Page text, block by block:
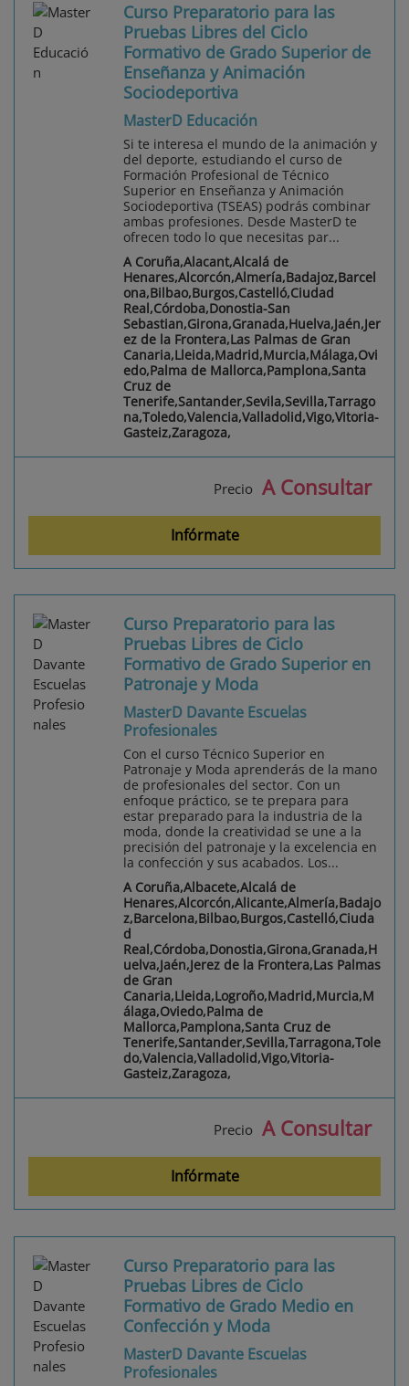
Curso Preparatorio para las
Pruebas Libres del Ciclo
Formativo de Grado Superior de
Enseñanza y Animación
Sociodeportiva
MasterD Educación
Si te interesa el mundo de la animación y
del deporte, estudiando el curso de
Formación Profesional de Técnico
Superior en Enseñanza y Animación
Sociodeportiva (TSEAS) podrás combinar
ambas profesiones. Desde MasterD te
ofrecen todo lo que necesitas par...
A Coruña,Alacant,Alcalá de
Henares,Alcorcón,Almería,Badajoz,Barcel
ona,Bilbao,Burgos,Castelló,Ciudad
Real,Córdoba,Donostia-San
Sebastian,Girona,Granada,Huelva,Jaén,Jer
ez de la Frontera,Las Palmas de Gran
Canaria,Lleida,Madrid,Murcia,Málaga,Ovi
edo,Palma de Mallorca,Pamplona,Santa
Cruz de
Tenerife,Santander,Sevila,Sevilla,Tarrago
na,Toledo,Valencia,Valladolid,Vigo,Vitoria-
Gasteiz,Zaragoza,
Precio A Consultar
Infórmate
Curso Preparatorio para las
Pruebas Libres de Ciclo
Formativo de Grado Superior en
Patronaje y Moda
MasterD Davante Escuelas
Profesionales
Con el curso Técnico Superior en
Patronaje y Moda aprenderás de la mano
de profesionales del sector. Con un
enfoque práctico, se te prepara para
estar preparado para la industria de la
moda, donde la creatividad se une a la
precisión del patronaje y la excelencia en
la confección y sus acabados. Los...
A Coruña,Albacete,Alcalá de
Henares,Alcorcón,Alicante,Almería,Badajo
z,Barcelona,Bilbao,Burgos,Castelló,Ciuda
d
Real,Córdoba,Donostia,Girona,Granada,H
uelva,Jaén,Jerez de la Frontera,Las Palmas
de Gran
Canaria,Lleida,Logroño,Madrid,Murcia,M
álaga,Oviedo,Palma de
Mallorca,Pamplona,Santa Cruz de
Tenerife,Santander,Sevilla,Tarragona,Tole
do,Valencia,Valladolid,Vigo,Vitoria-
Gasteiz,Zaragoza,
Precio A Consultar
Infórmate
Curso Preparatorio para las
Pruebas Libres de Ciclo
Formativo de Grado Medio en
Confección y Moda
MasterD Davante Escuelas
Profesionales